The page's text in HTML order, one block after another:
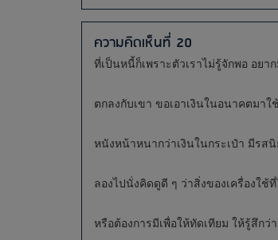
ความคิดเห็นที่ 20
ที่เป็นหนี้ก็เพราะตัวเราไม่รู้จักพอ อยา
ตกลงกับเขา ขอเอาเงินในอนาคตมา
หนังหน้าหนากว่าเงินในกระเป๋า มีรส
ลองไปนั่งคิดดูดี ๆ ว่าสิ่งของเครื่องใ
หรือต้องการมีเพื่อให้ทัดเทียม ให้รู้สึกว่